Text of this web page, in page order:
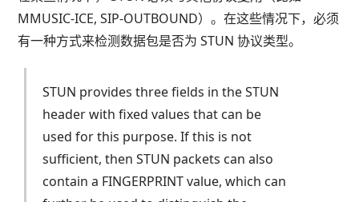
MMUSIC-ICE, SIP-OUTBOUND）。在这些情况下，必须
有一种方式来检测数据包是否为 STUN 协议类型。
STUN provides three fields in the STUN
header with fixed values that can be
used for this purpose. If this is not
sufficient, then STUN packets can also
contain a FINGERPRINT value, which can